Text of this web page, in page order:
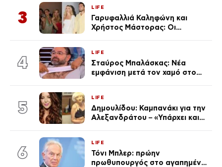
3
LIFE
Γαρυφαλλιά Καληφώνη και
Χρήστος Μάστορας: Οι
απαρατήρητη
4
LIFE
Σταύρος Μπαλάσκας: Νέα
εμφάνιση μετά τον χαμό στο
5
LIFE
Δημουλίδου: Καμπανάκι για την
Αλεξανδράτου – «Υπάρχει και
6
LIFE
Τόνι Μπλερ: πρώην
πρωθυπουργός στο αγαπημένο